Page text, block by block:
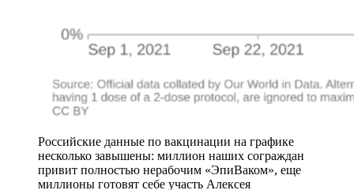
Российские данные по вакцинации на графике
несколько завышены: миллион наших сограждан
привит полностью нерабочим «ЭпиВаком», еще
миллионы готовят себе участь Алексея